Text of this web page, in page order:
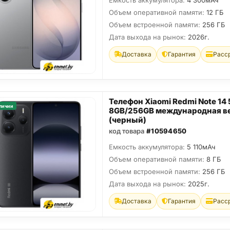
Объем оперативной памяти: 12 ГБ
Объем встроенной памяти: 256 ГБ
Дата выхода на рынок: 2026г.
Доставка Гарантия
Телефон Xiaomi Redmi Note 14
8GB/256GB международная
(черный)
код товара #10594650
Емкость аккумулятора: 5 110мАч
Объем оперативной памяти: 8 ГБ
Объем встроенной памяти: 256 ГБ
Дата выхода на рынок: 2025г.
Доставка Гарантия